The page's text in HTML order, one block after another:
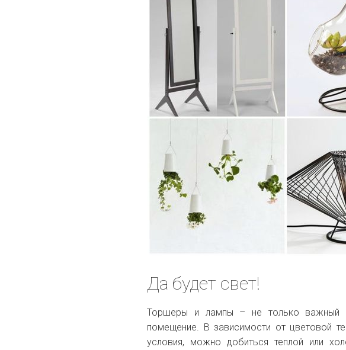
Да будет свет!
Торшеры и лампы – не только важный
помещение. В зависимости от цветовой
условия, можно добиться теплой или